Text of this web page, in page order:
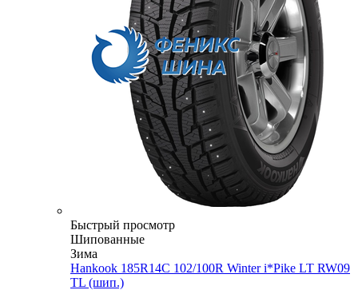
Быстрый просмотр
Шипованные
Зима
Hankook 185R14C 102/100R Winter i*Pike LT RW09
TL (шип.)